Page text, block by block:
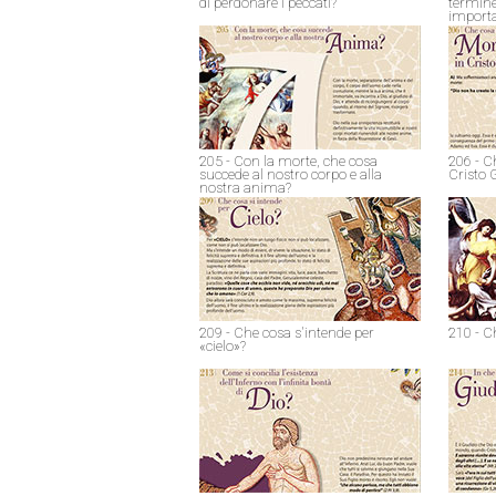
205 - Con la morte, che cosa
succede al nostro corpo e alla
nostra anima?
206 -
Cristo
209 - Che cosa s'intende per
«cielo»?
210 -